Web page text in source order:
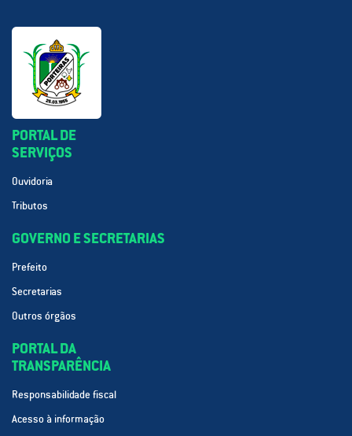
PORTAL DE
SERVIÇOS
Ouvidoria
Tributos
GOVERNO E SECRETARIAS
Prefeito
Secretarias
Outros órgãos
PORTAL DA
TRANSPARÊNCIA
Responsabilidade fiscal
Acesso à informação